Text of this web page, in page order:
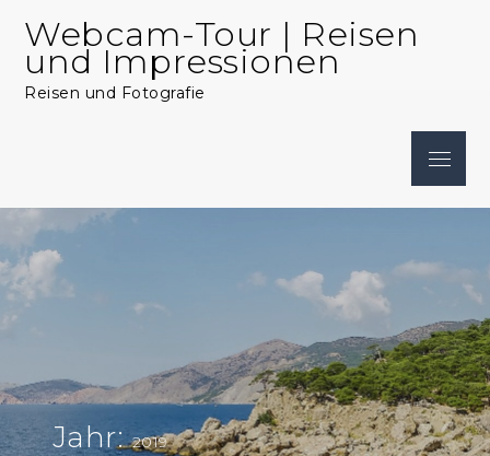
content
Webcam-Tour | Reisen
und Impressionen
Reisen und Fotografie
Menu
Jahr:2019